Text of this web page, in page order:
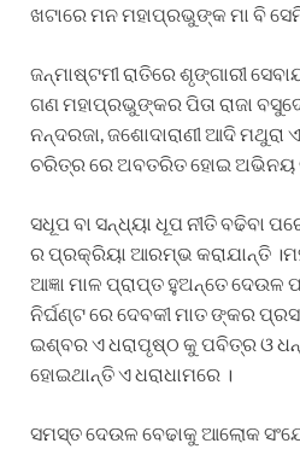
ଖଟାରେ ମନ ମହାପ୍ରଭୁଙ୍କ ମା ବି
ଜନ୍ମାଷ୍ଟମୀ ରାତିରେ ଶୃଙ୍ଗାରୀ
ଗଣ ମହାପ୍ରଭୁଙ୍କର ପିତା ରାଜା
ନନ୍ଦରଜା, ଜଶୋଦାରାଣୀ ଆଦି
ଚରିତ୍ର ରେ ଅବତରିତ ହୋଇ ଅଭିନୟ
ସଧୂପ ବା ସନ୍ଧ୍ୟା ଧୂପ ନୀତି ବଢିବା
ର ପ୍ରକ୍ରିୟା ଆରମ୍ଭ କରାଯାନ୍ତି
ଆଜ୍ଞା ମାଳ ପ୍ରାପ୍ତ ହୁଅନ୍ତେ ଦେଉଳ
ନିର୍ଘଣ୍ଟ ରେ ଦେବକୀ ମାତ ଙ୍କର
ଇଶ୍ବର ଏ ଧରାପୃଷ୍ଠ କୁ ପବିତ୍ର ଓ
ହୋଇଥାନ୍ତି ଏ ଧରାଧାମରେ ।
ସମସ୍ତ ଦେଉଳ ବେଢାକୁ ଆଲୋକ